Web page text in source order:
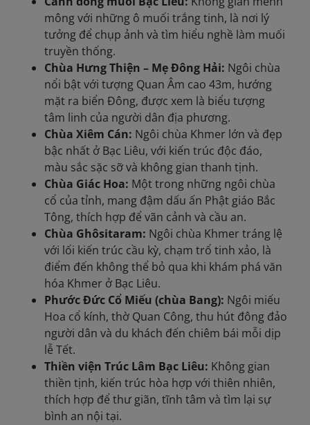
mông với những ô muối trắng tinh, là nơi lý
tưởng để chụp ảnh và tìm hiểu nghề làm muối
truyền thống.
Chùa Hưng Thiện – Mẹ Đông Hải: Ngôi chùa
nổi bật với tượng Quan Âm cao 43m, hướng
mặt ra biển Đông, được xem là biểu tượng
tâm linh của người dân địa phương.
Chùa Xiêm Cán: Ngôi chùa Khmer lớn và đẹp
bậc nhất ở Bạc Liêu, với kiến trúc độc đáo,
màu sắc sặc sỡ và không gian thanh tịnh.
Chùa Giác Hoa: Một trong những ngôi chùa
cổ của tỉnh, mang đậm dấu ấn Phật giáo Bắc
Tông, thích hợp để vãn cảnh và cầu an.
Chùa Ghôsitaram: Ngôi chùa Khmer tráng lệ
với lối kiến trúc cầu kỳ, chạm trổ tinh xảo, là
điểm đến không thể bỏ qua khi khám phá văn
hóa Khmer ở Bạc Liêu.
Phước Đức Cổ Miếu (chùa Bang): Ngôi miếu
Hoa cổ kính, thờ Quan Công, thu hút đông đảo
người dân và du khách đến chiêm bái mỗi dịp
lễ Tết.
Thiền viện Trúc Lâm Bạc Liêu: Không gian
thiền tịnh, kiến trúc hòa hợp với thiên nhiên,
thích hợp để thư giãn, tĩnh tâm và tìm lại sự
bình an nội tại.